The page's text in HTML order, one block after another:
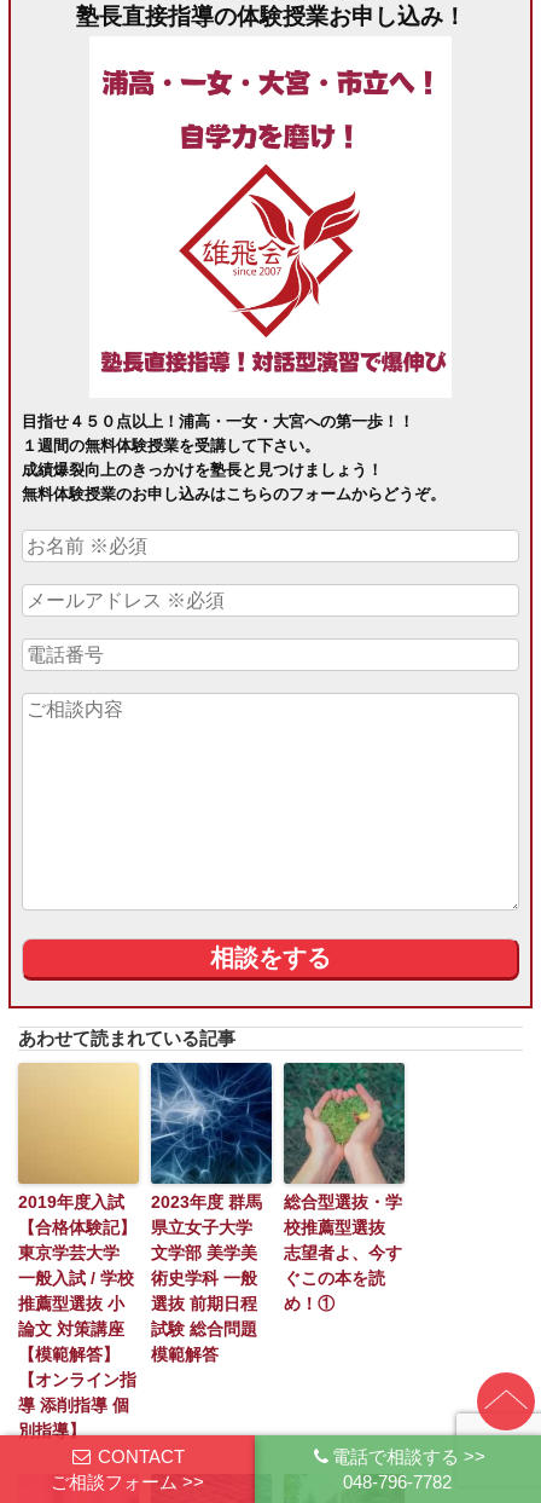
CONTACT
ご相談フォーム >>
電話で相談する >>
048-796-7782
塾長直接指導の体験授業お申し込み！
目指せ４５０点以上！浦高・一女・大宮への第一歩！！
１週間の無料体験授業を受講して下さい。
成績爆裂向上のきっかけを塾長と見つけましょう！
無料体験授業のお申し込みはこちらのフォームからどうぞ。
あわせて読まれている記事
2019年度入試
【合格体験記】
東京学芸大学
一般入試 / 学校
推薦型選抜 小
論文 対策講座
【模範解答】
【オンライン指
導 添削指導 個
別指導】
2023年度 群馬
県立女子大学
文学部 美学美
術史学科 一般
選抜 前期日程
試験 総合問題
模範解答
総合型選抜・学
校推薦型選抜
志望者よ、今す
ぐこの本を読
め！①